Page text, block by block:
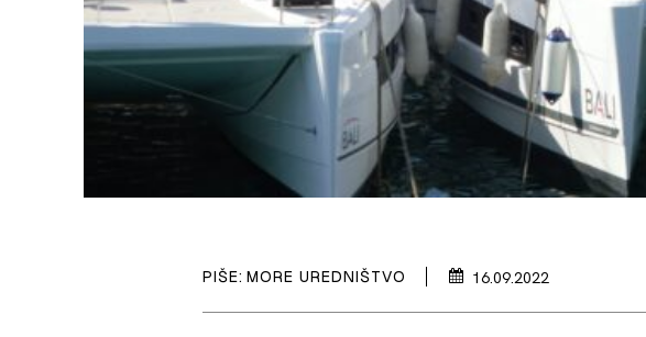
PIŠE: MORE UREDNIŠTVO 16.09.2022